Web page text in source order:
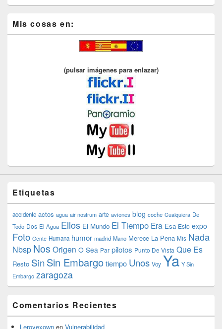
Mis cosas en:
(pulsar imágenes para enlazar)
Etiquetas
accidente actos agua air nostrum arte aviones blog coche Cualquiera De
Todo Dos El Agua Ellos El Mundo El Tiempo Era Esa Esto expo
Foto Gente Humana humor madrid Mano Merece La Pena Mis Nada
Nbsp Nos Origen O Sea Par pilotos Punto De Vista Que Es
Resto SinSin Embargotiempo Unos Voy Ya Y Sin
Embargo zaragoza
Comentarios Recientes
Leroyexown en Vulnerabilidad